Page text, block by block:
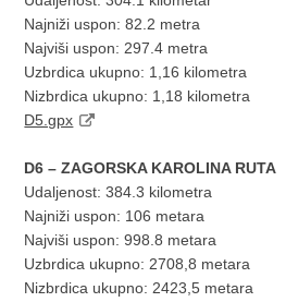
Najniži uspon: 82.2 metra
Najviši uspon: 297.4 metra
Uzbrdica ukupno: 1,16 kilometra
Nizbrdica ukupno: 1,18 kilometra
D5.gpx
D6 – ZAGORSKA KAROLINA RUTA
Udaljenost: 384.3 kilometra
Najniži uspon: 106 metara
Najviši uspon: 998.8 metara
Uzbrdica ukupno: 2708,8 metara
Nizbrdica ukupno: 2423,5 metara